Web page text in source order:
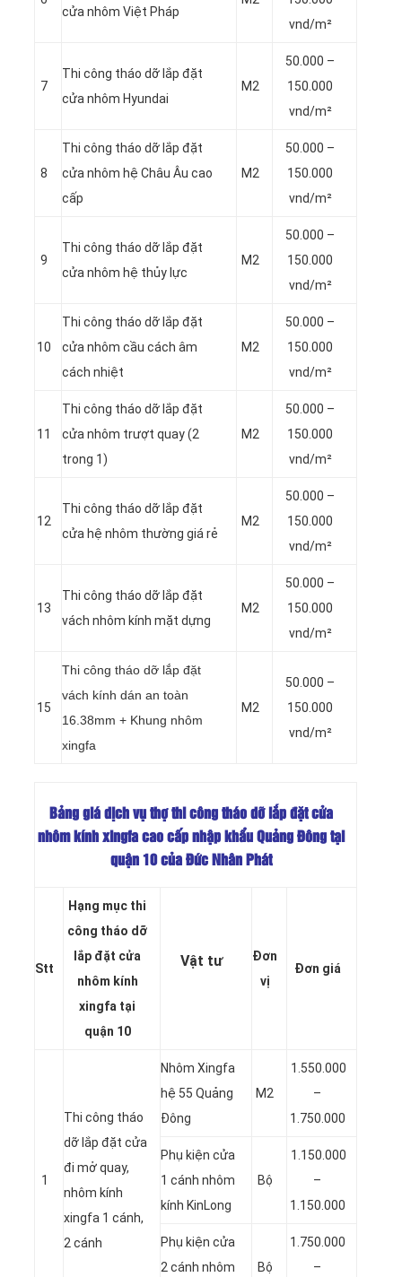
cửa nhôm Việt Pháp
vnd/m²
7
Thi công tháo dỡ lắp đặt
cửa nhôm Hyundai
M2
50.000 –
150.000
vnd/m²
8
Thi công tháo dỡ lắp đặt
cửa nhôm hệ Châu Âu cao
cấp
M2
50.000 –
150.000
vnd/m²
9
Thi công tháo dỡ lắp đặt
cửa nhôm hệ thủy lực
M2
50.000 –
150.000
vnd/m²
10
Thi công tháo dỡ lắp đặt
cửa nhôm cầu cách âm
cách nhiệt
M2
50.000 –
150.000
vnd/m²
11
Thi công tháo dỡ lắp đặt
cửa nhôm trượt quay (2
trong 1)
M2
50.000 –
150.000
vnd/m²
12
Thi công tháo dỡ lắp đặt
cửa hệ nhôm thường giá rẻ
M2
50.000 –
150.000
vnd/m²
13
Thi công tháo dỡ lắp đặt
vách nhôm kính mặt dựng
M2
50.000 –
150.000
vnd/m²
15
Thi công tháo dỡ lắp đặt
vách kính dán an toàn
16.38mm + Khung nhôm
xingfa
M2
50.000 –
150.000
vnd/m²
Bảng giá dịch vụ thợ thi công tháo dỡ lắp đặt cửa
nhôm kính xingfa cao cấp nhập khẩu Quảng Đông tại
quận 10 của Đức Nhân Phát
Stt
Hạng mục thi
công tháo dỡ
lắp đặt cửa
nhôm kính
xingfa tại
quận 10
Vật tư
Đơn
vị
Đơn giá
1
Thi công tháo
dỡ lắp đặt cửa
đi mở quay,
nhôm kính
xingfa 1 cánh,
2 cánh
Nhôm Xingfa
hệ 55 Quảng
Đông
M2
1.550.000
–
1.750.000
Phụ kiện cửa
1 cánh nhôm
kính KinLong
Bộ
1.150.000
–
1.150.000
Phụ kiện cửa
2 cánh nhôm
Bộ
1.750.000
–